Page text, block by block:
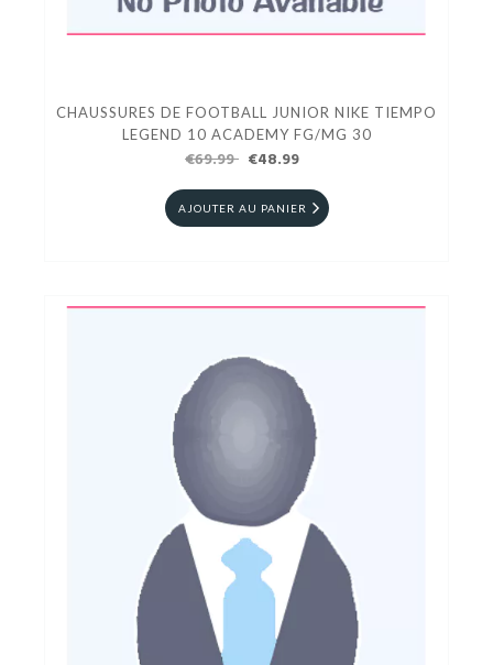
CHAUSSURES DE FOOTBALL JUNIOR NIKE TIEMPO
LEGEND 10 ACADEMY FG/MG 30
€69.99 €48.99
AJOUTER AU PANIER